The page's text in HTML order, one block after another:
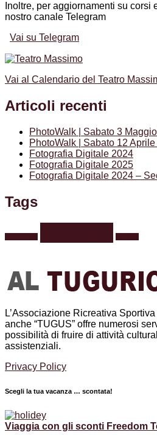
Inoltre, per aggiornamenti su corsi
nostro canale Telegram
Vai su Telegram
Vai al Calendario del Teatro
Articoli recenti
PhotoWalk | Sabato 3
PhotoWalk | Sabato 12
Fotografia Digitale 2024
Fotografia Digitale 2025
Fotografia Digitale 2024 –
Tags
L’Associazione Ricreativa
anche “TUGUS” offre numerosi
possibilità di fruire di attività
assistenziali.
Privacy Policy
Scegli la tua vacanza … scontata!
Viaggia con gli sconti Freedom